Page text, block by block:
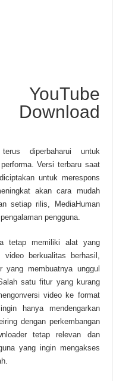
terus diperbaharui untuk
Versi terbaru saat
untuk merespons
akan cara mudah
setiap rilis, MediaHuman
pengguna.
tetap memiliki alat yang
video berkualitas berhasil,
yang membuatnya unggul
satu fitur yang kurang
video ke format
hanya mendengarkan
dengan perkembangan
tetap relevan dan
yang ingin mengakses